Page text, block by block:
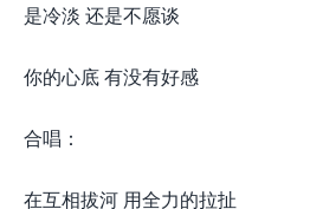
是冷淡 还是不愿谈
你的心底 有没有好感
合唱：
在互相拔河 用全力的拉扯